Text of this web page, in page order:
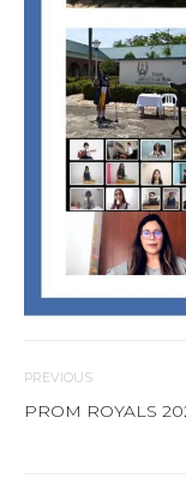
PREVIOUS
PROM ROYALS